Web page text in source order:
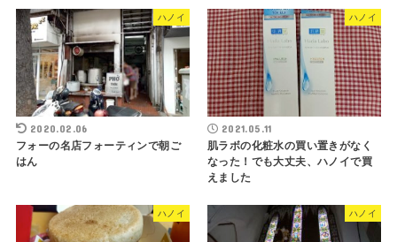
ハノイ
2020.02.06
フォーの名店フォーティンで朝ご
はん
ハノイ
2021.05.11
肌ラボの化粧水の買い置きがなく
なった！でも大丈夫、ハノイで買
えました
ハノイ ハノイ